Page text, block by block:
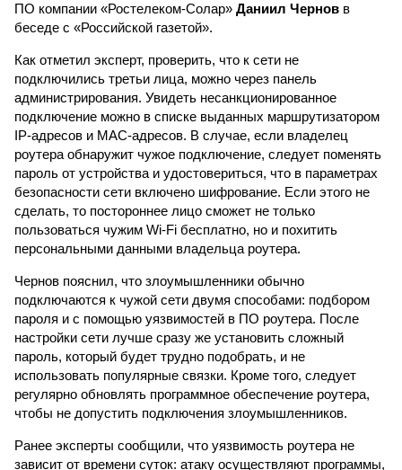
ПО компании «Ростелеком-Солар» Даниил Чернов в
беседе с «Российской газетой».
Как отметил эксперт, проверить, что к сети не
подключились третьи лица, можно через панель
администрирования. Увидеть несанкционированное
подключение можно в списке выданных маршрутизатором
IP-адресов и MAC-адресов. В случае, если владелец
роутера обнаружит чужое подключение, следует поменять
пароль от устройства и удостовериться, что в параметрах
безопасности сети включено шифрование. Если этого не
сделать, то постороннее лицо сможет не только
пользоваться чужим Wi-Fi бесплатно, но и похитить
персональными данными владельца роутера.
Чернов пояснил, что злоумышленники обычно
подключаются к чужой сети двумя способами: подбором
пароля и с помощью уязвимостей в ПО роутера. После
настройки сети лучше сразу же установить сложный
пароль, который будет трудно подобрать, и не
использовать популярные связки. Кроме того, следует
регулярно обновлять программное обеспечение роутера,
чтобы не допустить подключения злоумышленников.
Ранее эксперты сообщили, что уязвимость роутера не
зависит от времени суток: атаку осуществляют программы,